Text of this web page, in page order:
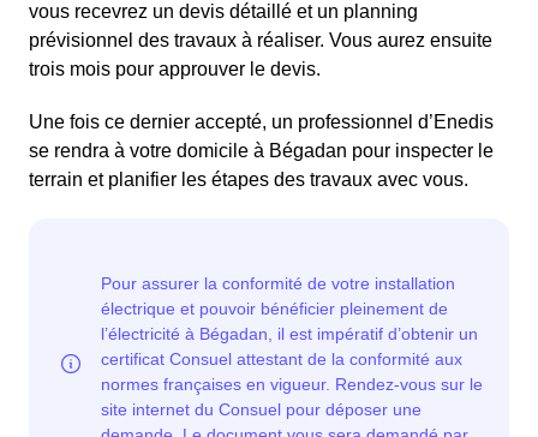
vous recevrez un devis détaillé et un planning
prévisionnel des travaux à réaliser. Vous aurez ensuite
trois mois pour approuver le devis.
Une fois ce dernier accepté, un professionnel d’Enedis
se rendra à votre domicile à Bégadan pour inspecter le
terrain et planifier les étapes des travaux avec vous.